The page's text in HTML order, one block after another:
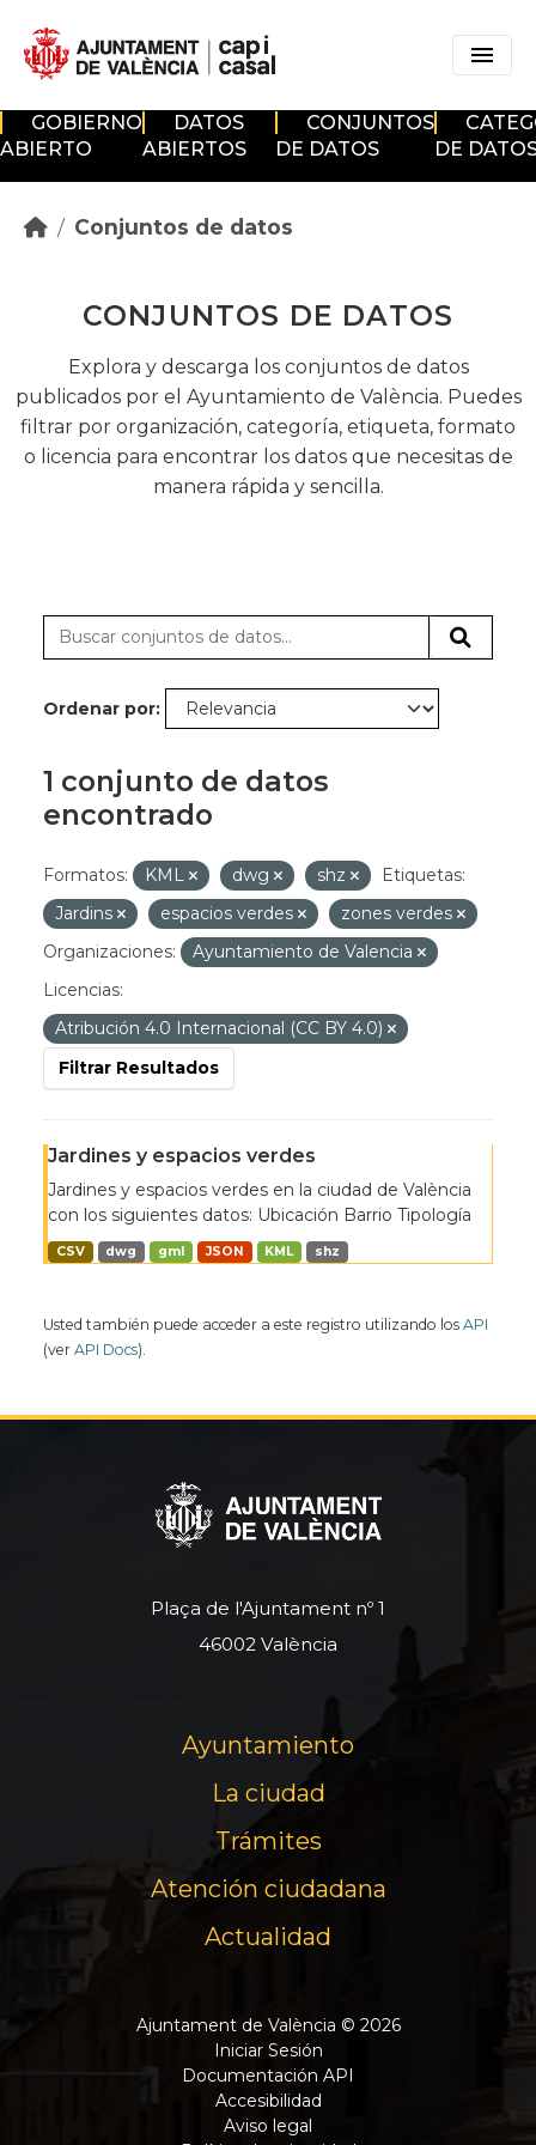
GOBIERNO
ABIERTO
DATOS
ABIERTOS
CONJUNTOS
DE DATOS
DE
Conjuntos de datos
CONJUNTOS DE DATOS
Explora y descarga los conjuntos de datos
publicados por el Ayuntamiento de València. Puedes
filtrar por organización, categoría, etiqueta, formato
o licencia para encontrar los datos que necesitas de
manera rápida y sencilla.
Ordenar por
1 conjunto de datos
encontrado
Formatos: KML dwg shz
Etiquetas:
Jardins
espacios verdes
zones verdes
Organizaciones:
Ayuntamiento de Valencia
Licencias:
Atribución 4.0 Internacional (CC BY 4.0)
Filtrar Resultados
Jardines y espacios verdes
Jardines y espacios verdes en la ciudad de València
con los siguientes datos: Ubicación Barrio Tipología
CSV dwg gml JSON KML shz
Usted también puede acceder a este registro utilizando los API
(ver API Docs).
Plaça de l'Ajuntament nº 1
46002 València
Ayuntamiento
La ciudad
Trámites
Atención ciudadana
Actualidad
Ajuntament de València © 2026
Iniciar Sesión
Documentación API
Accesibilidad
Aviso legal